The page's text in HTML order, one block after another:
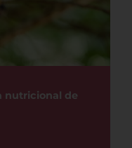
nutricional de